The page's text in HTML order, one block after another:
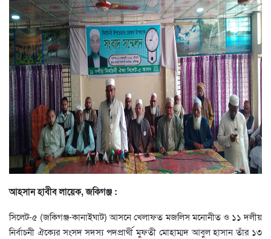
আহসান হাবীব লায়েক, জকিগঞ্জ :
সিলেট-৫ (জকিগঞ্জ-কানাইঘাট) আসনে খেলাফত মজলিস মনোনীত ও ১১ দলীয়
নির্বাচনী ঐক্যের সংসদ সদস্য পদপ্রার্থী মুফতী মোহাম্মদ আবুল হাসান তাঁর ১৩